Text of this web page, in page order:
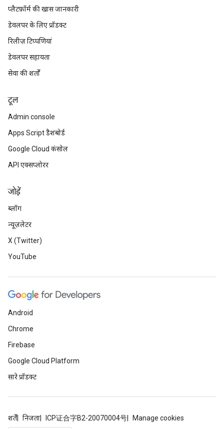
प्लैटफ़ॉर्म की खास जानकारी
डेवलपर के लिए प्रॉडक्ट
रिलीज़ टिप्पणियां
डेवलपर सहायता
सेवा की शर्तों
टूल
Admin console
Apps Script डैशबोर्ड
Google Cloud कंसोल
API एक्सप्लोरर
जोड़ें
ब्लॉग
न्यूज़लेटर
X (Twitter)
YouTube
Android
Chrome
Firebase
Google Cloud Platform
सारे प्रॉडक्ट
शर्तें निजता ICP证合字B2-20070004号 Manage cookies